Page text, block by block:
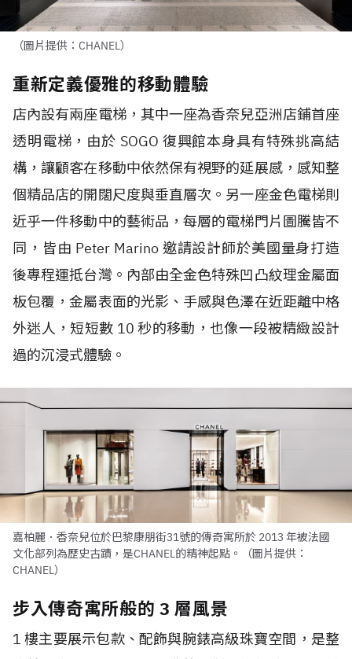
（圖片提供：CHANEL）
重新定義優雅的移動體驗
店內設有兩座電梯，其中一座為香奈兒亞洲店鋪首座
透明電梯，由於 SOGO 復興館本身具有特殊挑高結
構，讓顧客在移動中依然保有視野的延展感，感知整
個精品店的開闊尺度與垂直層次。另一座金色電梯則
近乎一件移動中的藝術品，每層的電梯門片圖騰皆不
同，皆由 Peter Marino 邀請設計師於美國量身打造
後專程運抵台灣。內部由全金色特殊凹凸紋理金屬面
板包覆，金屬表面的光影、手感與色澤在近距離中格
外迷人，短短數 10 秒的移動，也像一段被精緻設計
過的沉浸式體驗。
嘉柏麗．香奈兒位於巴黎康朋街31號的傳奇寓所於 2013 年被法國
文化部列為歷史古蹟，是CHANEL的精神起點。（圖片提供：
CHANEL）
步入傳奇寓所般的 3 層風景
1 樓主要展示包款、配飾與腕錶高級珠寶空間，是整